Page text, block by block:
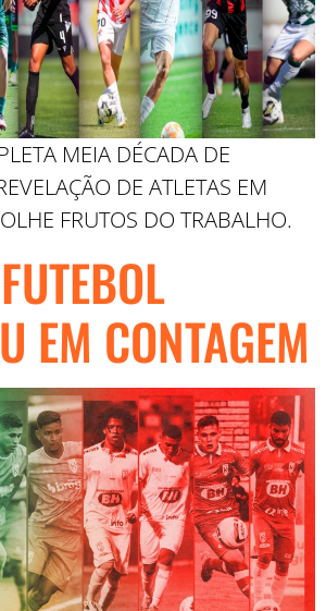
MEIA DÉCADA DE
DE ATLETAS EM
FRUTOS DO TRABALHO.
EM CONTAGEM